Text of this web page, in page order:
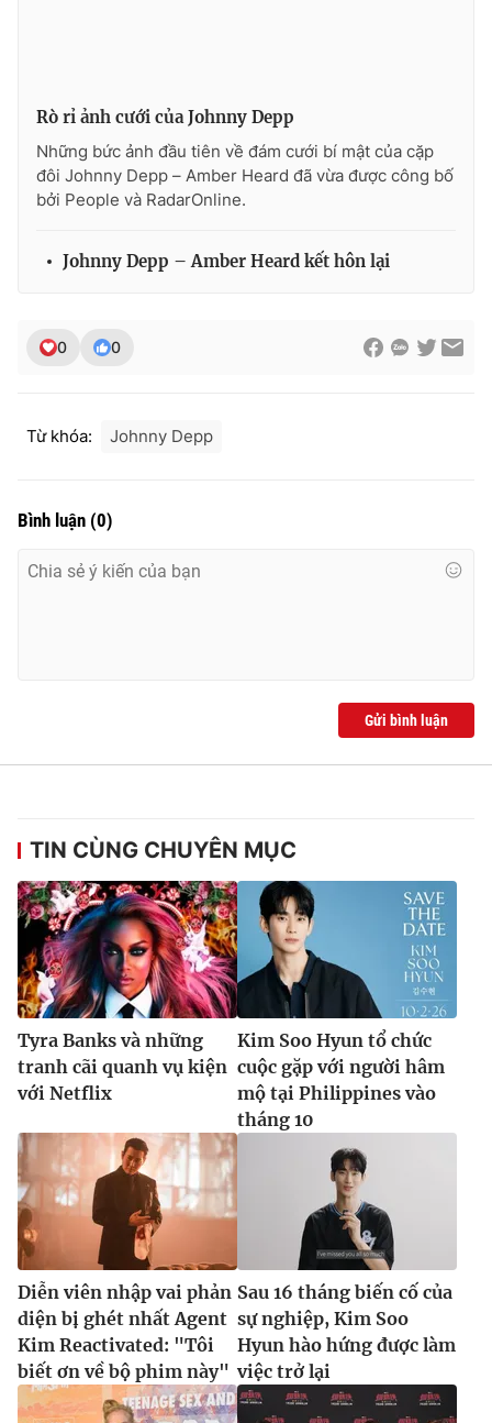
THỜI BÁO VTV
Theo dõi báo trên
Cơ quan chủ quản: Đài Truyền hình Việt Nam
Giấy phép hoạt động báo in và báo điện tử số 483/GP-BTTTT
cấp ngày 29/12/2023
Nguyễn Trọng Ninh
toasoan@vtv.vn
Liên hệ quảng cáo:024-7300.7108
thuận bằng văn bản. Ghi rõ nguồn VTV.vn khi phát hành lại
thông tin từ website này.
Rò rỉ ảnh cưới của Johnny Depp
Những bức ảnh đầu tiên về đám cưới bí mật của cặp
đôi Johnny Depp – Amber Heard đã vừa được công bố
bởi People và RadarOnline.
Johnny Depp – Amber Heard kết hôn lại
0 0
Từ khóa: Johnny Depp
Bình luận (0)
Gửi bình luận
TIN CÙNG CHUYÊN MỤC
Tyra Banks và những
tranh cãi quanh vụ kiện
với Netflix
Kim Soo Hyun tổ chức
cuộc gặp với người hâm
mộ tại Philippines vào
tháng 10
Diễn viên nhập vai phản
diện bị ghét nhất Agent
Kim Reactivated: "Tôi
biết ơn về bộ phim này"
Sau 16 tháng biến cố của
sự nghiệp, Kim Soo
Hyun hào hứng được làm
việc trở lại